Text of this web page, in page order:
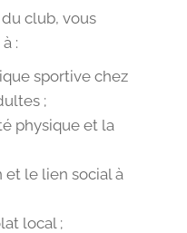
club, vous
:
sportive chez
;
physique et la
et le lien social à
local ;